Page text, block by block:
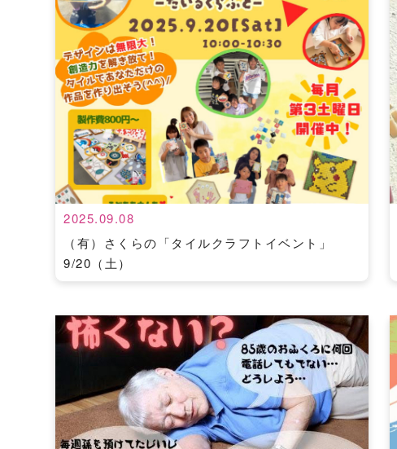
2025.09.08
（有）さくらの「タイルクラフトイベント」
9/20（土）